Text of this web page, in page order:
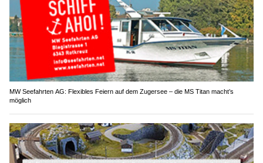
MW Seefahrten AG: Flexibles Feiern auf dem Zugersee – die MS Titan macht’s
möglich